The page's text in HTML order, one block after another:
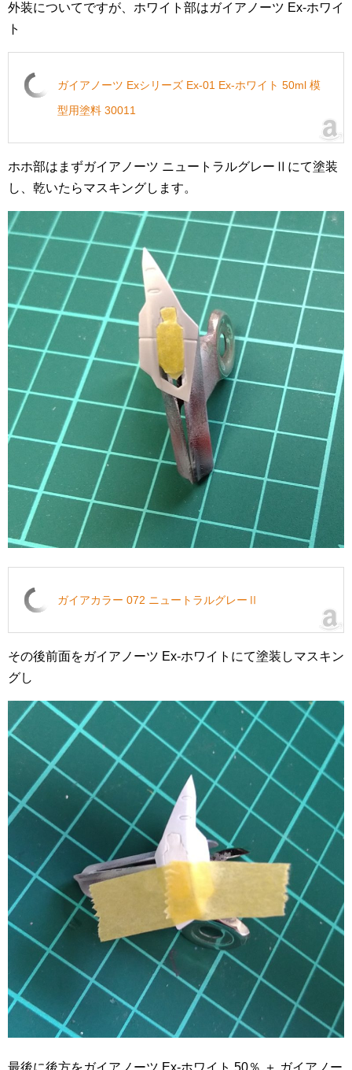
外装についてですが、ホワイト部はガイアノーツ Ex-ホワイ
ト
ガイアノーツ Exシリーズ Ex-01 Ex-ホワイト 50ml 模
型用塗料 30011
ホホ部はまずガイアノーツ ニュートラルグレーⅡにて塗装
し、乾いたらマスキングします。
ガイアカラー 072 ニュートラルグレーⅡ
その後前面をガイアノーツ Ex-ホワイトにて塗装しマスキン
グし
最後に後方をガイアノーツ Ex-ホワイト 50％ ＋ ガイアノー